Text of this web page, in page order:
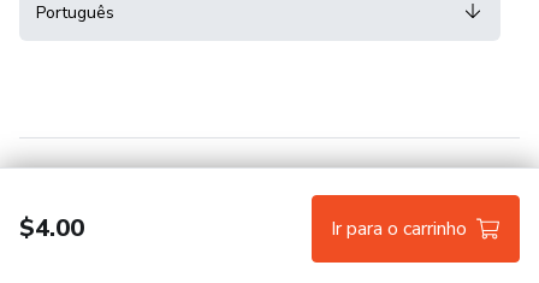
$4.00 Ir para o carrinho
Português
Hotmart — 2011-2026 © Todos os direitos reservados.